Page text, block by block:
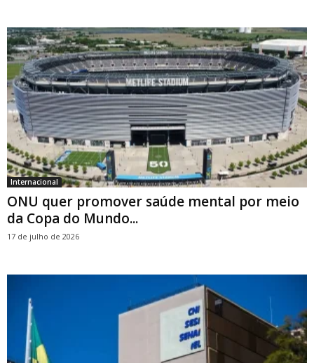
Internacional
ONU quer promover saúde mental por meio
da Copa do Mundo...
17 de julho de 2026